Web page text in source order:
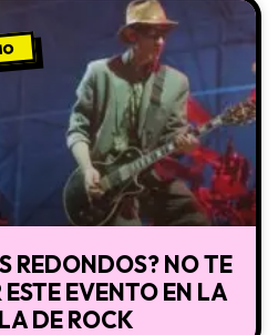
REDONDOS? NO TE
ESTE EVENTO EN LA
DE ROCK